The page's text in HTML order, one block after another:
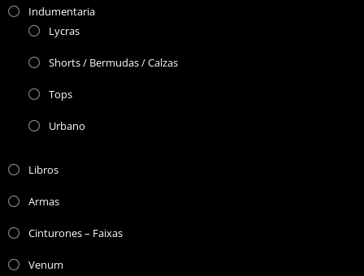
Indumentaria
Lycras
Shorts / Bermudas / Calzas
Tops
Urbano
Libros
Armas
Cinturones – Faixas
Venum